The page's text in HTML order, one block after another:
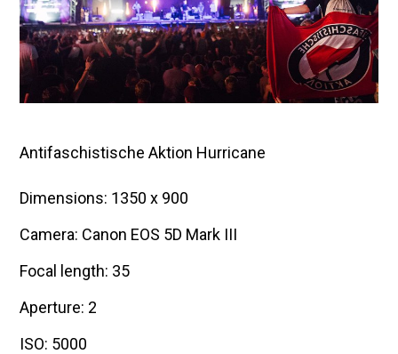
Antifaschistische Aktion Hurricane
Dimensions: 1350 x 900
Camera: Canon EOS 5D Mark III
Focal length: 35
Aperture: 2
ISO: 5000